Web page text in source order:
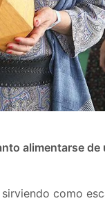
alimentarse de
como